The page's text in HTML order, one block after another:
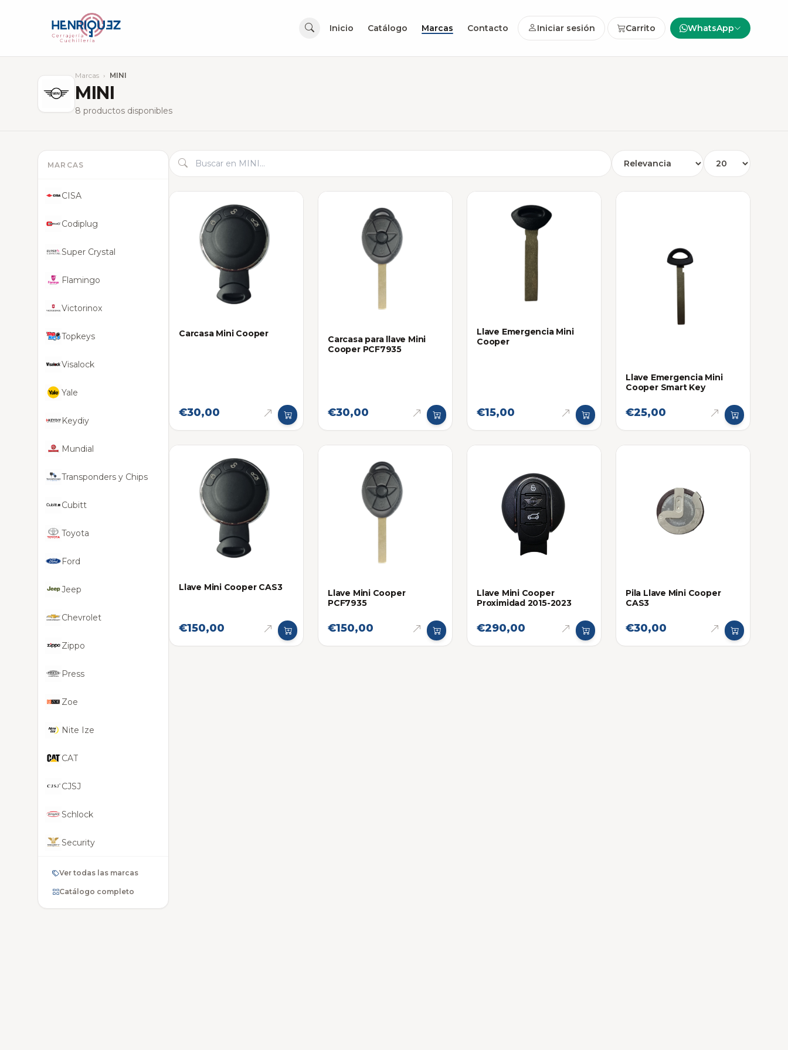
Inicio Catálogo Marcas Contacto Iniciar sesión Carrito WhatsApp
Marcas › MINI
MINI
8 productos disponibles
MARCAS
CISA
Codiplug
Super Crystal
Flamingo
Victorinox
Topkeys
Visalock
Yale
Keydiy
Mundial
Transponders y Chips
Cubitt
Toyota
Ford
Jeep
Chevrolet
Zippo
Press
Zoe
Nite Ize
CAT
CJSJ
Schlock
Security
Honda
Mitsubishi
Ver todas las marcas
Catálogo completo
Carcasa Mini Cooper
€30,00
Carcasa para llave Mini
Cooper PCF7935
€30,00
Llave Emergencia Mini
Cooper
€15,00
Llave Emergencia Mini
Cooper Smart Key
€25,00
Llave Mini Cooper CAS3
€150,00
Llave Mini Cooper
PCF7935
€150,00
Llave Mini Cooper
Proximidad 2015-2023
€290,00
Pila Llave Mini Cooper
CAS3
€30,00